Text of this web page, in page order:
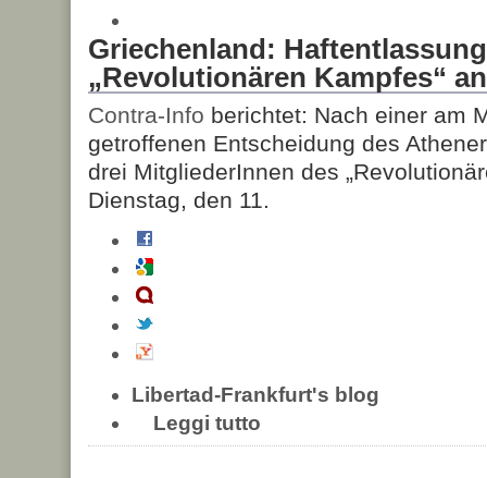
Griechenland:
„Revolutionären Kampfes“
Contra-Info berichtet: Nach einer am
getroffenen Entscheidung des
drei MitgliederInnen des
Dienstag, den 11.
Libertad-Frankfurt's blog
Leggi tutto